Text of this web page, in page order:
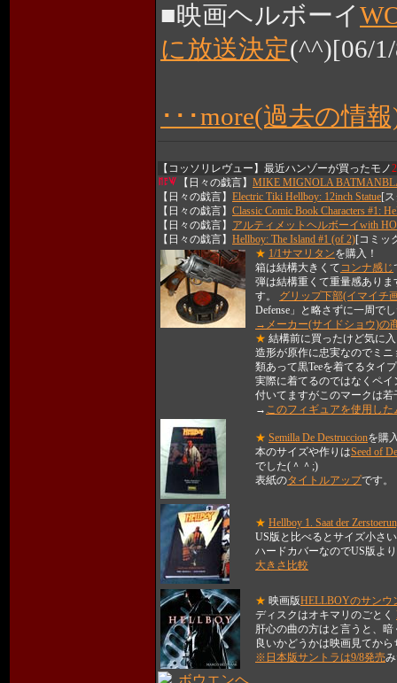
■映画ヘルボーイ
に放送決定(^^)[06/
･･･more(過去の情
【コッソリレヴュー】最近ハンゾーが買ったモノ2
【日々の戯言】 MIKE MIGNOLA
【日々の戯言】 Electric Tiki Hellboy: 12inch Statue[
【日々の戯言】 Classic Comic Book Characters #1:
【日々の戯言】 アルティメットヘルボーイwith
【日々の戯言】 Hellboy: The Island #1 (of 2)[コミッ
★ 1/1サマリタンを購入！
箱は結構大きくてコンナ感じ
弾は結構重くて重量感ありま
す。 グリップ下部(イマイチ
Defense」と略さずに一周で
→メーカー(サイドショウ)の
★ 結構前に買ったけど気に
造形が原作に忠実なのでミ
類あって黒Teeを着てるタイ
実際に着てるのではなくペ
付いてますがこのマークは
→ このフィギュアを使用した
★ Semilla De Destruccionを購
本のサイズや作りはSeed of
でした(＾＾;)
表紙のタイトルアップです。
★ Hellboy 1. Saat der
US版と比べるとサイズ小さ
ハードカバーなのでUS版よ
大きさ比較
★ 映画版HELLBOYのサンウ
ディスクはオキマリのごとく
肝心の曲の方はと言うと、
良いかどうかは映画見てか
※日本版サントラは9/8発売